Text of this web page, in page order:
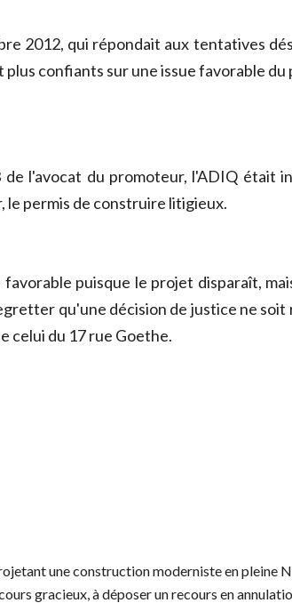
2012, qui répondait aux tentatives
confiants sur une issue favorable
l'avocat du promoteur, l'ADIQ était
le permis de construire litigieux.
puisque le projet disparaît,
qu'une décision de justice ne
celui du 17 rue Goethe.
une construction moderniste en pleine
gracieux, à déposer un recours en